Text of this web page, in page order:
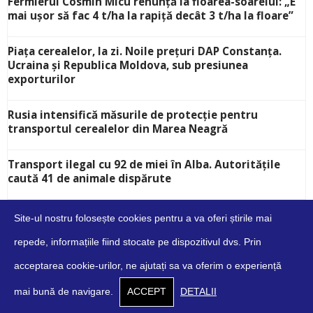
mai ușor să fac 4 t/ha la rapiță decât 3 t/ha la floare”
Piața cerealelor, la zi. Noile prețuri DAP Constanța.
Ucraina și Republica Moldova, sub presiunea
exporturilor
Rusia intensifică măsurile de protecție pentru
transportul cerealelor din Marea Neagră
Transport ilegal cu 92 de miei în Alba. Autoritățile
caută 41 de animale dispărute
Despre Contact Cookies Confidențialitate
Site-ul nostru folosește cookies pentru a va oferi știrile mai
repede, informațiile fiind stocate pe dispozitivul dvs. Prin
acceptarea cookie-urilor, ne ajutați sa va oferim o experiență
mai bună de navigare. ACCEPT DETALII